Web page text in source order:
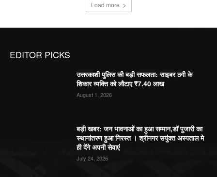
Load more
EDITOR PICKS
उत्तरकाशी पुलिस की बड़ी सफलता: साइबर ठगी के
शिकार व्यक्ति को लौटाए ₹7.40 लाख
August 1, 2026
बड़ी खबर: जन भावनाओं का हुआ सम्मान,डॉ पुजारी का
स्थानांतरण हुआ निरस्त । श्रीनगर सयुंक्त अस्पताल मे
ही देंगे अपनी सेवाएं
July 24, 2026